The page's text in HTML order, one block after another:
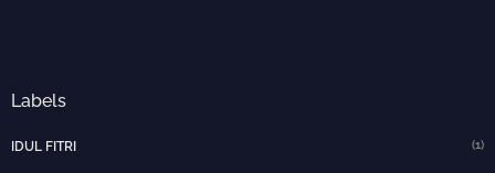
Labels
IDUL FITRI (1)